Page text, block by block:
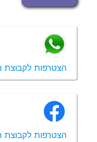
הצטרפות לקבוצת
הצטרפות לקבוצת